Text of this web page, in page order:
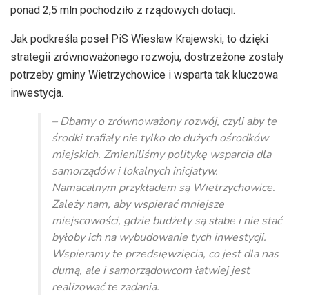
ponad 2,5 mln pochodziło z rządowych dotacji.
Jak podkreśla poseł PiS Wiesław Krajewski, to dzięki
strategii zrównoważonego rozwoju, dostrzeżone zostały
potrzeby gminy Wietrzychowice i wsparta tak kluczowa
inwestycja.
– Dbamy o zrównoważony rozwój, czyli aby te
środki trafiały nie tylko do dużych ośrodków
miejskich. Zmieniliśmy politykę wsparcia dla
samorządów i lokalnych inicjatyw.
Namacalnym przykładem są Wietrzychowice.
Zależy nam, aby wspierać mniejsze
miejscowości, gdzie budżety są słabe i nie stać
byłoby ich na wybudowanie tych inwestycji.
Wspieramy te przedsięwzięcia, co jest dla nas
dumą, ale i samorządowcom łatwiej jest
realizować te zadania.